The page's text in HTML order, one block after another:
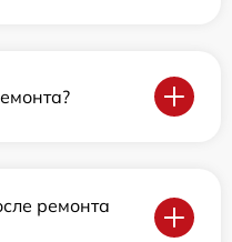
ремонта